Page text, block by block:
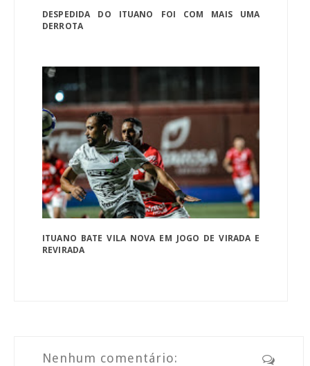
DESPEDIDA DO ITUANO FOI COM MAIS UMA
DERROTA
ITUANO BATE VILA NOVA EM JOGO DE VIRADA E
REVIRADA
Nenhum comentário: